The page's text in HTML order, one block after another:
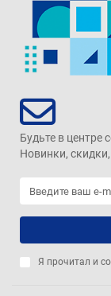
Будьте в центре
Новинки,
Я прочитал и